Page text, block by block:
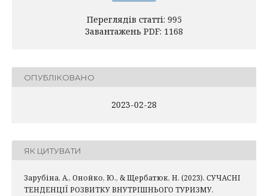
Переглядів статті: 995
Завантажень PDF: 1168
ОПУБЛІКОВАНО
2023-02-28
ЯК ЦИТУВАТИ
Зарубіна, А., Онойко, Ю., & Щербатюк, Н. (2023). СУЧАСНІ
ТЕНДЕНЦІЇ РОЗВИТКУ ВНУТРІШНЬОГО ТУРИЗМУ.